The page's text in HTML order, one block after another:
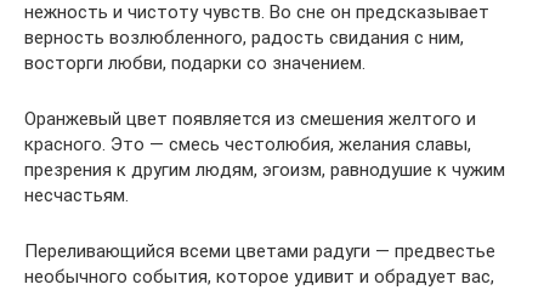
нежность и чистоту чувств. Во сне он предсказывает
верность возлюбленного, радость свидания с ним,
восторги любви, подарки со значением.
Оранжевый цвет появляется из смешения желтого и
красного. Это — смесь честолюбия, желания славы,
презрения к другим людям, эгоизм, равнодушие к чужим
несчастьям.
Переливающийся всеми цветами радуги — предвестье
необычного события, которое удивит и обрадует вас,